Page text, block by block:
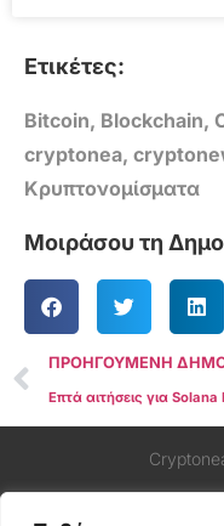
Ετικέτες:
Bitcoin, Blockchain,
cryptonea,
Κρυπτονομίσματα
Μοιράσου τη